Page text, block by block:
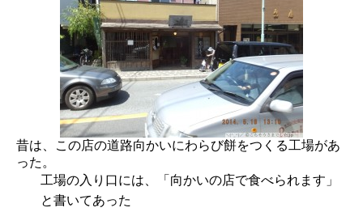
昔は、この店の道路向かいにわらび餅をつくる工場があ
った。
工場の入り口には、「向かいの店で食べられます」
と書いてあった